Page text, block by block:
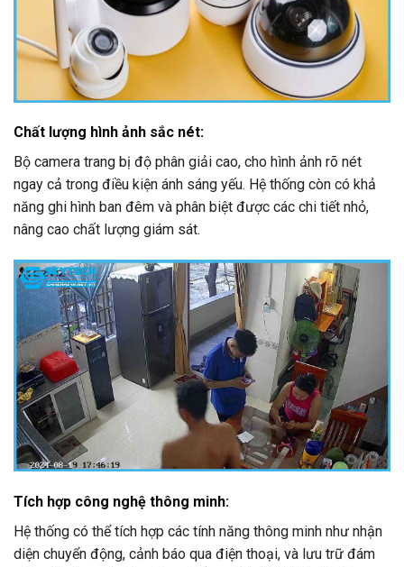
Chất lượng hình ảnh sắc nét:
Bộ camera trang bị độ phân giải cao, cho hình ảnh rõ nét
ngay cả trong điều kiện ánh sáng yếu. Hệ thống còn có khả
năng ghi hình ban đêm và phân biệt được các chi tiết nhỏ,
nâng cao chất lượng giám sát.
Tích hợp công nghệ thông minh:
Hệ thống có thể tích hợp các tính năng thông minh như nhận
diện chuyển động, cảnh báo qua điện thoại, và lưu trữ đám